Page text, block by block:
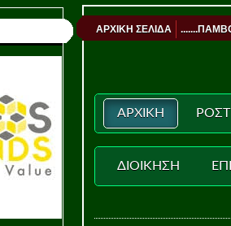
ΑΡΧΙΚΗ ΣΕΛΙΔΑ
ΑΡΧΙΚΗ
ΔΙΟΙΚΗΣΗ